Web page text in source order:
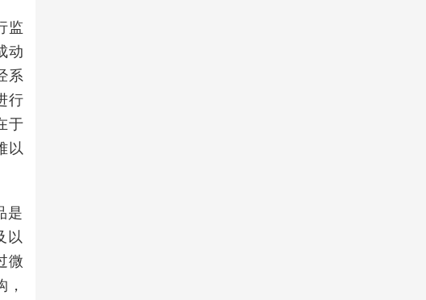
监
动
系
行
于
以
是
以
微